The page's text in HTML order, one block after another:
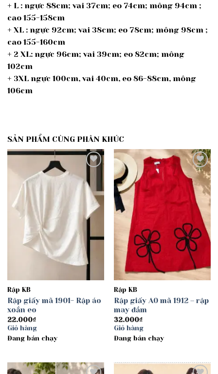
+ L : ngực 88cm; vai 37cm; eo 74cm; mông 94cm ;
cao 155-158cm
+ XL : ngực 92cm; vai 38cm; eo 78cm; mông 98cm ;
cao 155-160cm
+ 2 XL: ngực 96cm; vai 39cm; eo 82cm; mông
102cm
+ 3XL ngực 100cm, vai 40cm, eo 86-88cm, mông
106cm
SẢN PHẨM CÙNG PHÂN KHÚC
wishlist
Rập KB
Rập giấy mã 1901- Rập áo
xoắn eo
22.000₫
Giỏ hàng
Đang bán chạy
Add to
wishlist
Rập KB
Rập giấy A0 mã 1912 – rập
may đầm
32.000₫
Giỏ hàng
Đang bán chạy